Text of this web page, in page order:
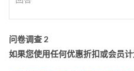
问卷调查 2
如果您使用任何优惠折扣或会员计